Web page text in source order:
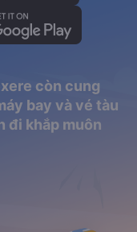
còn cung
bay và vé tàu
đi khắp muôn